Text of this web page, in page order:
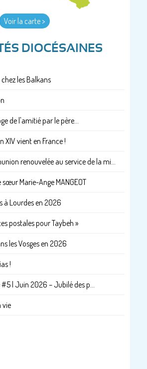
Voir la carte >
DIOCÉSAINES
les Balkans
de l'amitié par le père...
XIV vient en France !
renouvelée au service de la mi...
sœur Marie-Ange MANGEOT
à Lourdes en 2026
postales pour Taybeh »
les Vosges en 2026
!
| Juin 2026 – Jubilé des p...
vie